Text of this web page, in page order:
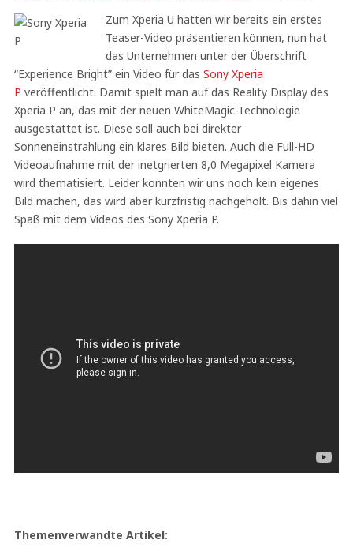
Zum Xperia U hatten wir bereits ein erstes
Teaser-Video präsentieren können, nun hat
das Unternehmen unter der Überschrift
“Experience Bright” ein Video für das Sony Xperia
P veröffentlicht. Damit spielt man auf das Reality Display des
Xperia P an, das mit der neuen WhiteMagic-Technologie
ausgestattet ist. Diese soll auch bei direkter
Sonneneinstrahlung ein klares Bild bieten. Auch die Full-HD
Videoaufnahme mit der inetgrierten 8,0 Megapixel Kamera
wird thematisiert. Leider konnten wir uns noch kein eigenes
Bild machen, das wird aber kurzfristig nachgeholt. Bis dahin viel
Spaß mit dem Videos des Sony Xperia P.
Themenverwandte Artikel: